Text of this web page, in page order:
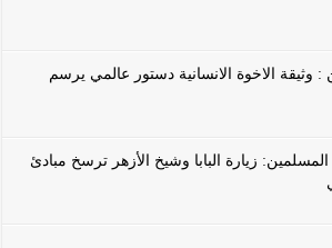
: وثيقة الاخوة الانسانية دستور عالمي يرسم
زيارة البابا وشيخ الأزهر ترسخ مبادئ